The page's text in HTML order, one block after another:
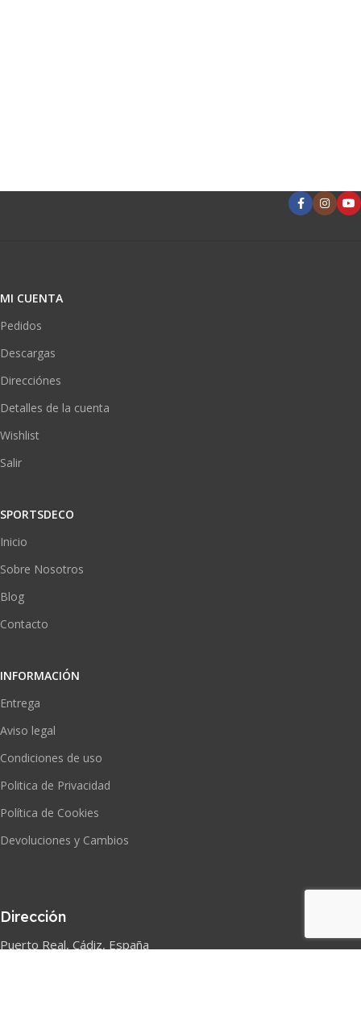
MI CUENTA
Pedidos
Descargas
Direcciónes
Detalles de la cuenta
Wishlist
Salir
SPORTSDECO
Inicio
Sobre Nosotros
Blog
Contacto
INFORMACIÓN
Entrega
Aviso legal
Condiciones de uso
Politica de Privacidad
Política de Cookies
Devoluciones y Cambios
Dirección
Puerto Real, Cádiz, España